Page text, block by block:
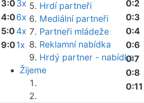
Hrdí partneři
Mediální partneři
Partneři mládeže
Reklamní nabídka
Hrdý partner - nabídka
Žijeme
3:03x
4:06x
5:04x
9:01x
0:2
0:3
0:4
0:6
0:7
0:8
0:11